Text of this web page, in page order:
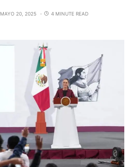
MAYO 20, 2025 4 MINUTE READ